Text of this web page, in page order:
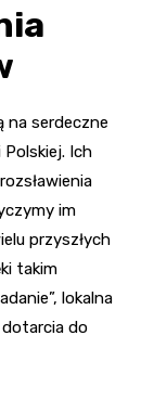
na serdeczne
Ich
im
przyszłych
takim
lokalna
do